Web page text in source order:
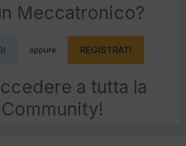
Meccatronico?
oppure REGISTRATI
a tutta la
Community!